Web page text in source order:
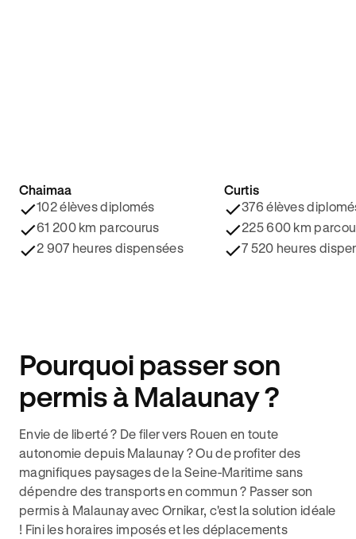
4.8/5 ⭐️
Chaimaa
102 élèves diplomés
61 200 km parcourus
2 907 heures dispensées
4.9/5 ⭐️
Curtis
376 élèves
225 600 km
7 520 heures
Pourquoi passer son
permis à Malaunay ?
Envie de liberté ? De filer vers Rouen en toute
autonomie depuis Malaunay ? Ou de profiter des
magnifiques paysages de la Seine-Maritime sans
dépendre des transports en commun ? Passer son
permis à Malaunay avec Ornikar, c'est la solution idéale
! Fini les horaires imposés et les déplacements